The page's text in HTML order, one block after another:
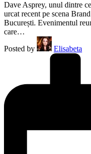
Dave Asprey, unul dintre
urcat recent pe scena
București. Evenimentul
care…
Posted by
Elisabeta